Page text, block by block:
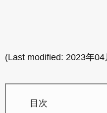
(Last modified: 2023年04
目次